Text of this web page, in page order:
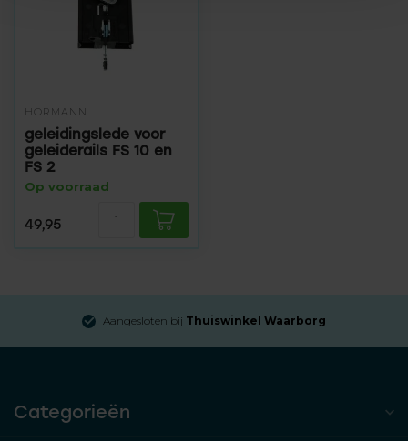
HÖRMANN
geleidingslede voor
geleiderails FS 10 en
FS 2
Op voorraad
49,95
Aangesloten bij Thuiswinkel Waarborg
Categorieën